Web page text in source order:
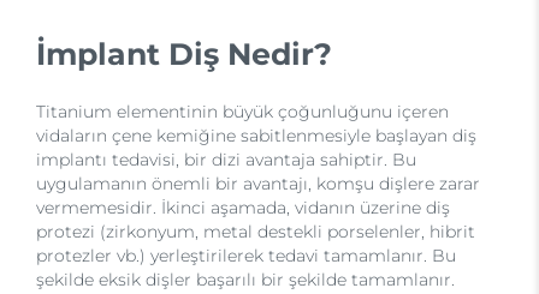
İmplant Diş Nedir?
Titanium elementinin büyük çoğunluğunu içeren
vidaların çene kemiğine sabitlenmesiyle başlayan diş
implantı tedavisi, bir dizi avantaja sahiptir. Bu
uygulamanın önemli bir avantajı, komşu dişlere zarar
vermemesidir. İkinci aşamada, vidanın üzerine diş
protezi (zirkonyum, metal destekli porselenler, hibrit
protezler vb.) yerleştirilerek tedavi tamamlanır. Bu
şekilde eksik dişler başarılı bir şekilde tamamlanır.